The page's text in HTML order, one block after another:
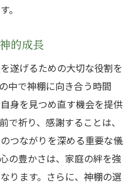
。
的成長
遂げるための大切な役割を
中で神棚に向き合う時間
身を見つめ直す機会を提供
で祈り、感謝することは、
つながりを深める重要な儀
の豊かさは、家庭の絆を強
ります。さらに、神棚の選